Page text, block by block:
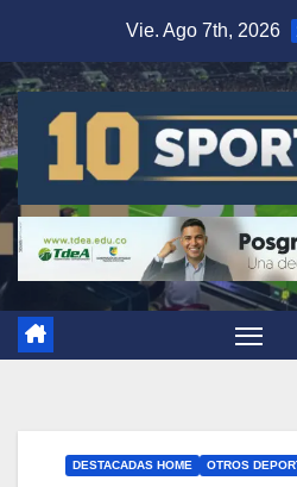
Vie. Ago 7th, 2026
DESTACADAS HOME OTROS